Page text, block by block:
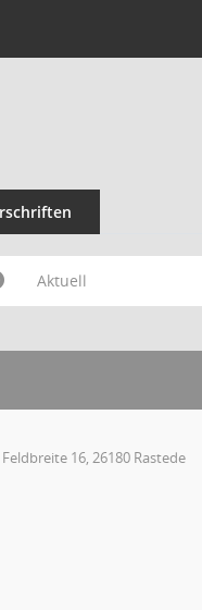
Aktuell
16, 26180 Rastede